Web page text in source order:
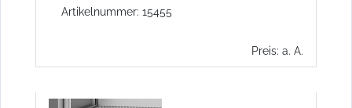
Artikelnummer: 15455
Preis: a. A.